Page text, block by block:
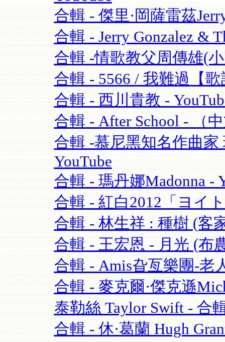
合輯 - 傑里·岡薩雷茲
合輯 - Jerry Gonzalez &
合輯 -情歌教父周傳雄(
合輯 - 5566 / 我難過【
合輯 - 西川貴教 -
合輯 - After School - （
合輯 -慕尼黑知名作曲家
YouTube
合輯 - 瑪丹娜Madonna -
合輯 - 紅白2012「ヨイ
合輯 - 林生祥 : 種樹 (客
合輯 - 王宏恩 - 月光 (布
合輯 - Amis旮亙樂團-老
合輯 - 麥克爾·傑克遜
泰勒絲 Taylor Swift - 合
合輯 - 休·葛蘭 Hugh